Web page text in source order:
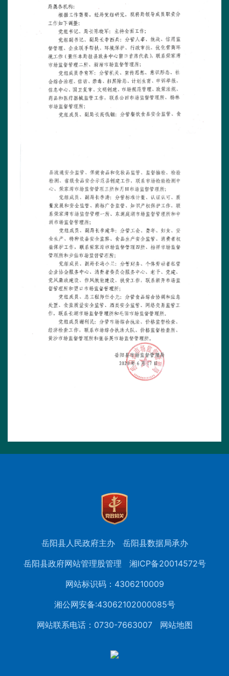
岳阳县人民政府主办
岳阳县数据局承办
岳阳县政府网站管理股管理
湘ICP备20014572号
网站标识码：4306210009
湘公网安备:43062102000085号
网站联系电话：0730-7663007
网站地图